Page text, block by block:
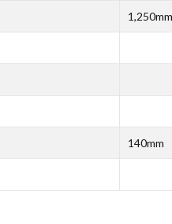
1,250mm
140mm